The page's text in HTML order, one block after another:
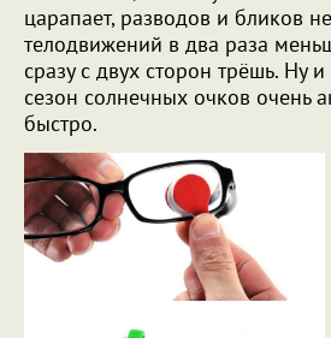
царапает, разводов и бликов
телодвижений в два раза
сразу с двух сторон трёшь. Ну
сезон солнечных очков очень
быстро.